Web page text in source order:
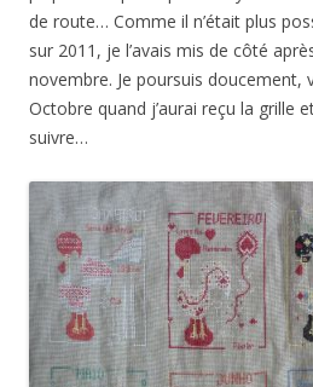
de route… Comme il n’était plus
sur 2011, je l’avais mis de côté
novembre. Je poursuis doucement,
Octobre quand j’aurai reçu la grille
suivre…